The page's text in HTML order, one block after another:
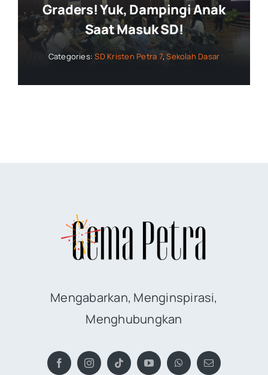
Graders! Yuk, Dampingi Anak
Saat Masuk SD!
Categories:SD Kristen Petra 7,Sekolah Dasar
Mengabarkan, Menginspirasi,
Menghubungkan